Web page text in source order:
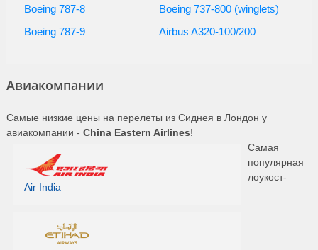
Airways
0ч. 5мин. 25, 26 октября
Airways
Qantas
Airways
16:30 06:15 0ч. 45мин.
24.03
Boeing 787-8
Boeing 737-800 (winglets)
Boeing 787-9
Airbus A320-100/200
Авиакомпании
Самые низкие цены на перелеты из Сиднея в Лондон у
авиакомпании - China Eastern Airlines!
Air India
Самая
популярная
лоукост-